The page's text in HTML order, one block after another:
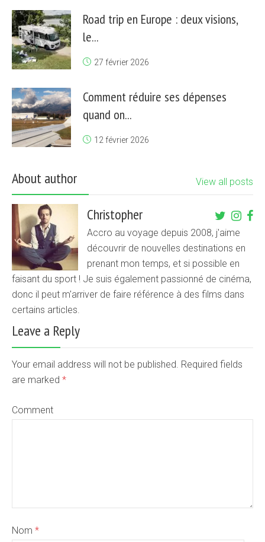
Road trip en Europe : deux visions,
le...
27 février 2026
Comment réduire ses dépenses
quand on...
12 février 2026
About author View all posts
Christopher
Accro au voyage depuis 2008, j'aime
découvrir de nouvelles destinations en
prenant mon temps, et si possible en
faisant du sport ! Je suis également passionné de cinéma,
donc il peut m'arriver de faire référence à des films dans
certains articles.
Leave a Reply
Your email address will not be published. Required fields
are marked *
Comment
Nom *